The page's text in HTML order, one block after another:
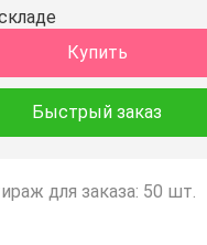
Купить
Быстрый заказ
для заказа: 50 шт.